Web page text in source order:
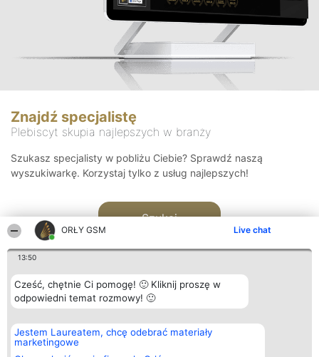
ORŁY GSM Live chat
13:50
Cześć, chętnie Ci pomogę! 🙂 Kliknij proszę w
odpowiedni temat rozmowy! 🙂
Jestem Laureatem, chcę odebrać materiały
marketingowe
Znajdź specjalistę
Plebiscyt skupia najlepszych w branży
Szukasz specjalisty w pobliżu Ciebie? Sprawdź naszą
wyszukiwarkę. Korzystaj tylko z usług najlepszych!
Szukaj
Organizator plebiscytu
Bright Side Solutions sp. z o.
o. sp. k.
ul. Ruska 22
Plebiscyt
Laureaci
wszystkich
Kontakt
Kontakt